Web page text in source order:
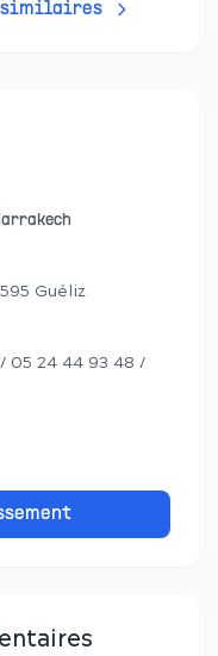
similaires
Guéliz
05 24 44 93 48 /